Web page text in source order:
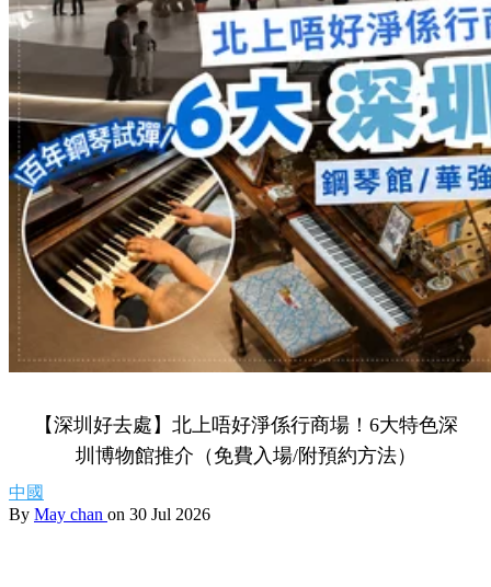
【深圳好去處】北上唔好淨係行商場！6大特色深
圳博物館推介（免費入場/附預約方法）
中國
By May chan on 30 Jul 2026